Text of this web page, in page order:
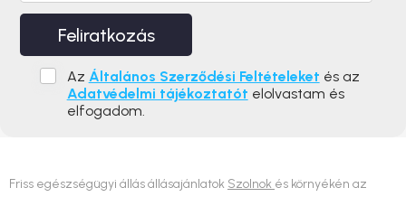
Feliratkozás
Az Általános Szerződési Feltételeket és az
Adatvédelmi tájékoztatót elolvastam és
elfogadom.
Friss egészségügyi állás állásajánlatok Szolnok és környékén az